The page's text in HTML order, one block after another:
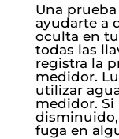
Una
ayudarte a
oculta en
todas las
registra la
medidor.
utilizar
medidor. Si
fuga en